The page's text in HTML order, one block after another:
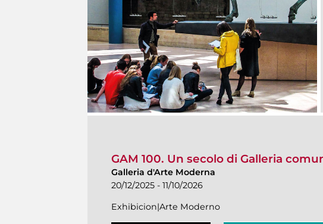
GAM 100. Un secolo di Galleria
Galleria d'Arte Moderna
20/12/2025 - 11/10/2026
Exhibicion|Arte Moderno